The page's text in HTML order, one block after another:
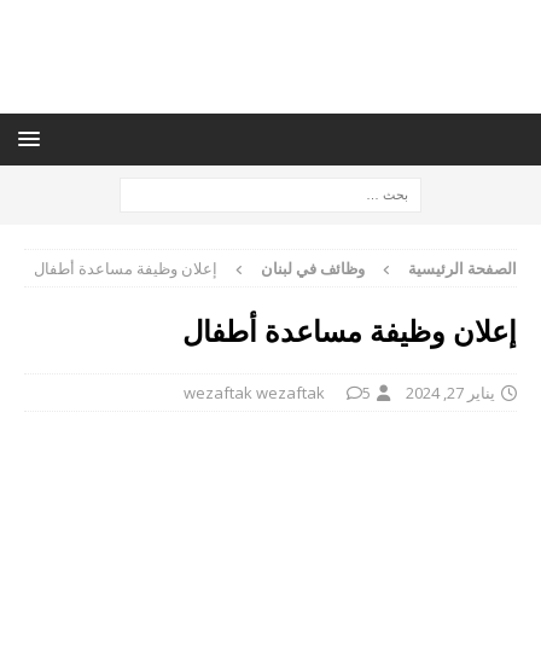
الصفحة الرئيسية وظائف في لبنان إعلان وظيفة مساعدة أطفال
إعلان وظيفة مساعدة أطفال
يناير 27, 2024 wezaftak wezaftak 5